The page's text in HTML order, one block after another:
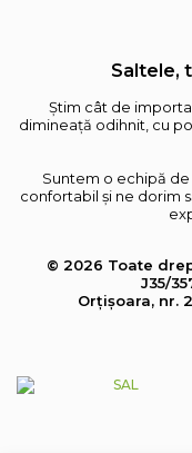
Saltele,
Știm cât de
dimineață odihnit, cu
Suntem o echipă
confortabil și ne dorim
© 2026 Toate
J35/
Orțișoara, nr.